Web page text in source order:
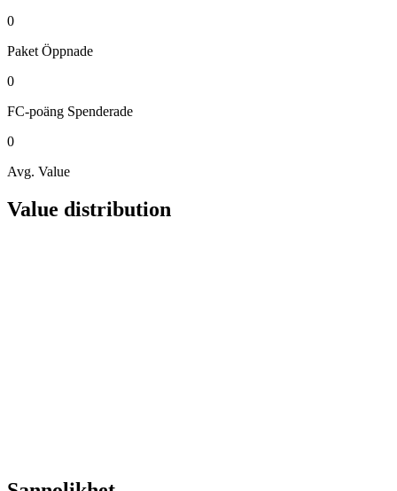
0
Paket Öppnade
0
FC-poäng Spenderade
0
Avg. Value
Value distribution